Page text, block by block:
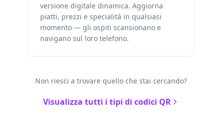
versione digitale dinamica. Aggiorna
piatti, prezzi e specialità in qualsiasi
momento — gli ospiti scansionano e
navigano sul loro telefono.
Non riesci a trovare quello che stai cercando?
Visualizza tutti i tipi di codici QR